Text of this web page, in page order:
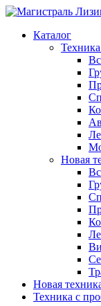
Каталог
Новая
Новая
Техника с